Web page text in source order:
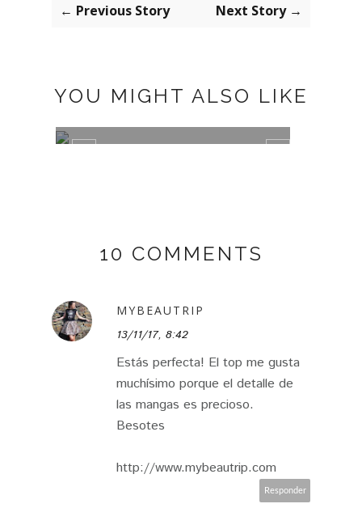
← Previous Story Next Story →
YOU MIGHT ALSO LIKE
10 COMMENTS
MYBEAUTRIP
13/11/17, 8:42
Estás perfecta! El top me gusta
muchísimo porque el detalle de
las mangas es precioso.
Besotes
http://www.mybeautrip.com
Responder